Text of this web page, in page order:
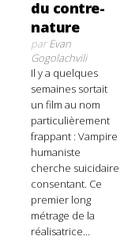
du contre-
nature
parEvan
Gogolachvili
Il y a quelques
semaines sortait
un film au nom
particulièrement
frappant : Vampire
humaniste
cherche suicidaire
consentant. Ce
premier long
métrage de la
réalisatrice...